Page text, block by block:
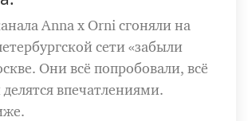
Anna x Orni сгоняли на
сети «забыли
Они всё попробовали, всё
впечатлениями.